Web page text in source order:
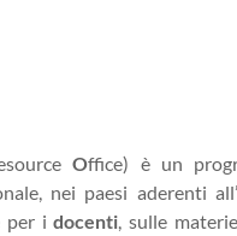
Office) è un
nei paesi aderenti
per idocenti, sulle